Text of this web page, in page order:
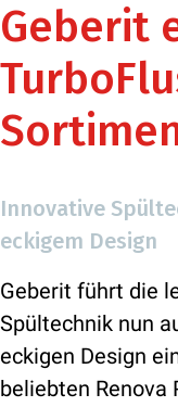
Geberit
Innovative
eckigem Design
Geberit führt die
Spültechnik nun
eckigen Design
beliebten Renova